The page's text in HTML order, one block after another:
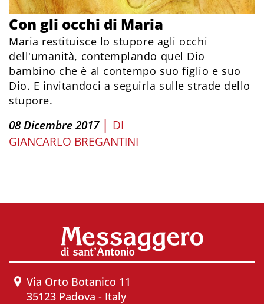
Con gli occhi di Maria
Maria restituisce lo stupore agli occhi
dell'umanità, contemplando quel Dio
bambino che è al contempo suo figlio e suo
Dio. E invitandoci a seguirla sulle strade dello
stupore.
08 Dicembre 2017 | DI
GIANCARLO BREGANTINI
Via Orto Botanico 11
35123 Padova - Italy